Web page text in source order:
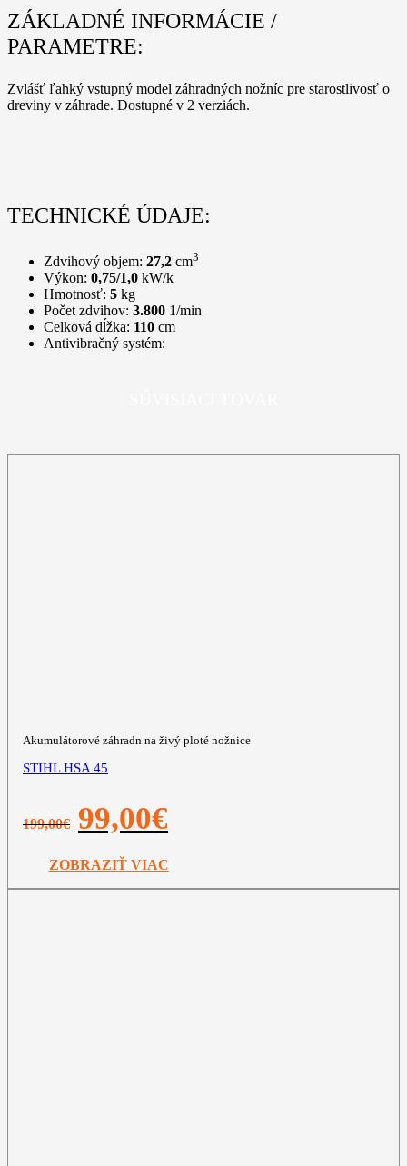
ZÁKLADNÉ INFORMÁCIE /
PARAMETRE:
Zvlášť ľahký vstupný model záhradných nožníc pre starostlivosť o
dreviny v záhrade. Dostupné v 2 verziách.
TECHNICKÉ ÚDAJE:
Zdvihový objem: 27,2 cm3
Výkon: 0,75/1,0 kW/k
Hmotnosť: 5 kg
Počet zdvihov: 3.800 1/min
Celková dĺžka: 110 cm
Antivibračný systém:
Akumulátorové záhradn na živý ploté nožnice
STIHL HSA 45
199,00€
Pôvodná
cena
199,00€.
99,00€
ZOBRAZIŤ VIAC